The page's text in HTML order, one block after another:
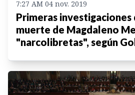
7:27 AM 04 nov. 2019
Primeras investigaciones
muerte de Magdaleno
"narcolibretas", según